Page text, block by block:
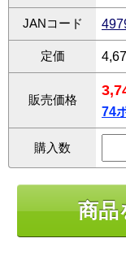
JANコード
定価
販売価格
74
購入数